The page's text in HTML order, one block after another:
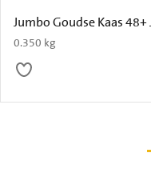
Jumbo Goudse Kaas
0.350 kg